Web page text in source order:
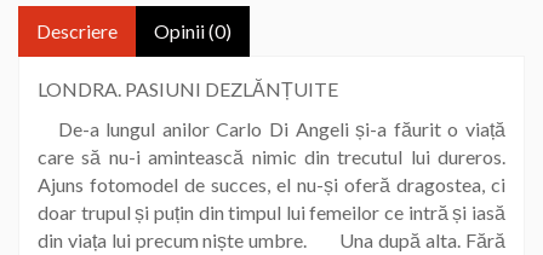
Descriere Opinii (0)
LONDRA. PASIUNI DEZLĂNȚUITE
De-a lungul anilor Carlo Di Angeli și-a făurit o viață
care să nu-i amintească nimic din trecutul lui dureros.
Ajuns fotomodel de succes, el nu-și oferă dragostea, ci
doar trupul și puțin din timpul lui femeilor ce intră și iasă
din viața lui precum niște umbre. Una după alta. Fără